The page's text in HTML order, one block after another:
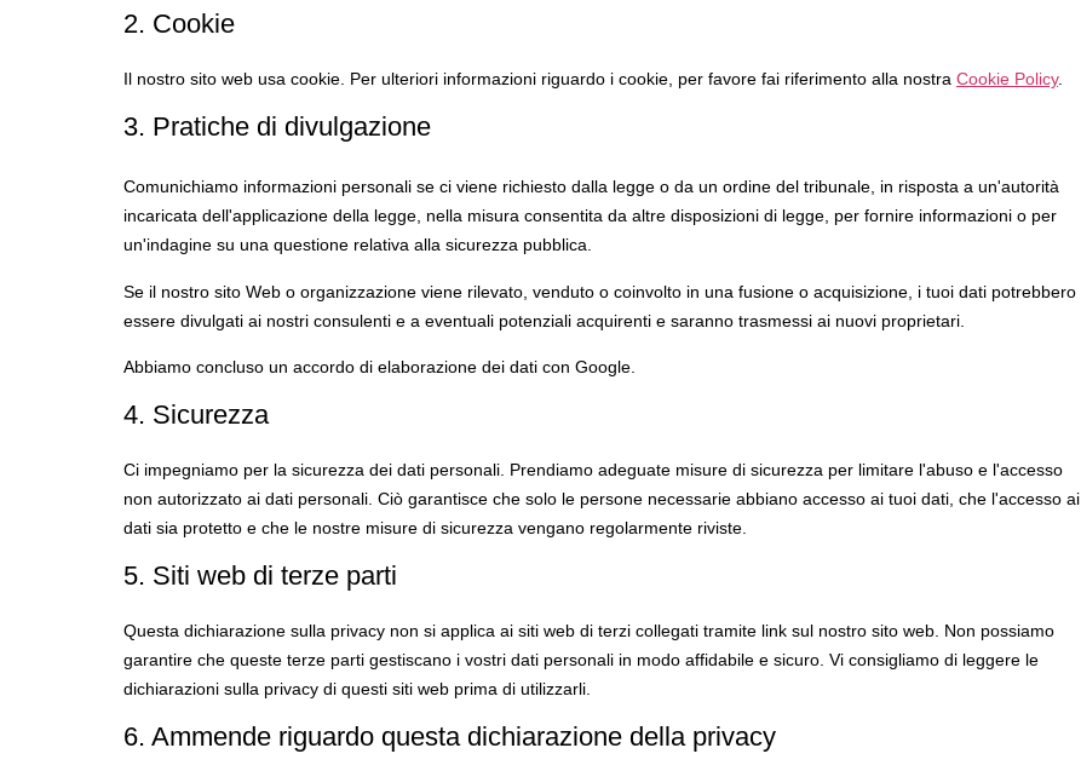
2. Cookie
Il nostro sito web usa cookie. Per ulteriori informazioni riguardo i cookie, per favore fai riferimento alla nostra Cookie Policy.
3. Pratiche di divulgazione
Comunichiamo informazioni personali se ci viene richiesto dalla legge o da un ordine del tribunale, in risposta a un'autorità
incaricata dell'applicazione della legge, nella misura consentita da altre disposizioni di legge, per fornire informazioni o per
un'indagine su una questione relativa alla sicurezza pubblica.
Se il nostro sito Web o organizzazione viene rilevato, venduto o coinvolto in una fusione o acquisizione, i tuoi dati potrebbero
essere divulgati ai nostri consulenti e a eventuali potenziali acquirenti e saranno trasmessi ai nuovi proprietari.
Abbiamo concluso un accordo di elaborazione dei dati con Google.
4. Sicurezza
Ci impegniamo per la sicurezza dei dati personali. Prendiamo adeguate misure di sicurezza per limitare l'abuso e l'accesso
non autorizzato ai dati personali. Ciò garantisce che solo le persone necessarie abbiano accesso ai tuoi dati, che l'accesso ai
dati sia protetto e che le nostre misure di sicurezza vengano regolarmente riviste.
5. Siti web di terze parti
Questa dichiarazione sulla privacy non si applica ai siti web di terzi collegati tramite link sul nostro sito web. Non possiamo
garantire che queste terze parti gestiscano i vostri dati personali in modo affidabile e sicuro. Vi consigliamo di leggere le
dichiarazioni sulla privacy di questi siti web prima di utilizzarli.
6. Ammende riguardo questa dichiarazione della privacy